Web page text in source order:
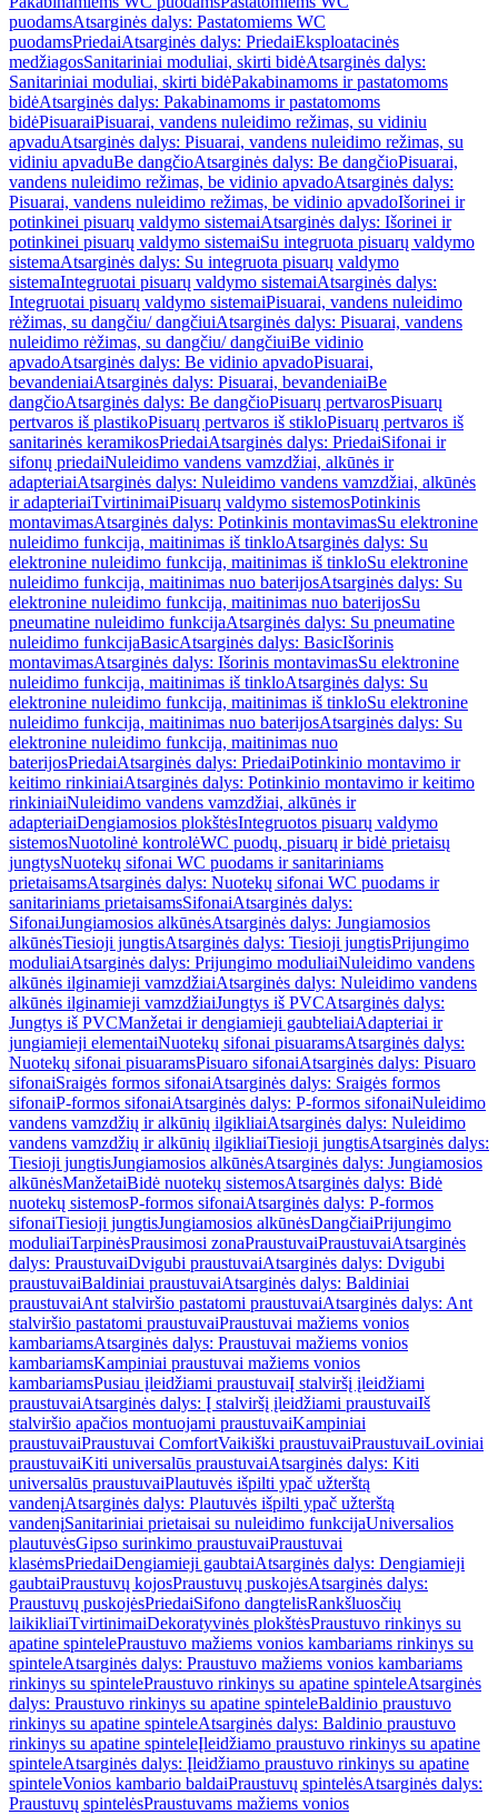
puodamsAtsarginės dalys: Pastatomiems WC
puodamsPriedaiAtsarginės dalys: PriedaiEksploatacinės
medžiagosSanitariniai moduliai, skirti bidėAtsarginės dalys:
Sanitariniai moduliai, skirti bidėPakabinamoms ir pastatomoms
bidėAtsarginės dalys: Pakabinamoms ir pastatomoms
bidėPisuaraiPisuarai, vandens nuleidimo režimas, su vidiniu
apvaduAtsarginės dalys: Pisuarai, vandens nuleidimo režimas, su
vidiniu apvaduBe dangčioAtsarginės dalys: Be dangčioPisuarai,
vandens nuleidimo režimas, be vidinio apvadoAtsarginės dalys:
Pisuarai, vandens nuleidimo režimas, be vidinio apvadoIšorinei ir
potinkinei pisuarų valdymo sistemaiAtsarginės dalys: Išorinei ir
potinkinei pisuarų valdymo sistemaiSu integruota pisuarų valdymo
sistemaAtsarginės dalys: Su integruota pisuarų valdymo
sistemaIntegruotai pisuarų valdymo sistemaiAtsarginės dalys:
Integruotai pisuarų valdymo sistemaiPisuarai, vandens nuleidimo
rėžimas, su dangčiu/ dangčiuiAtsarginės dalys: Pisuarai, vandens
nuleidimo rėžimas, su dangčiu/ dangčiuiBe vidinio
apvadoAtsarginės dalys: Be vidinio apvadoPisuarai,
bevandeniaiAtsarginės dalys: Pisuarai, bevandeniaiBe
dangčioAtsarginės dalys: Be dangčioPisuarų pertvarosPisuarų
pertvaros iš plastikoPisuarų pertvaros iš stikloPisuarų pertvaros iš
sanitarinės keramikosPriedaiAtsarginės dalys: PriedaiSifonai ir
sifonų priedaiNuleidimo vandens vamzdžiai, alkūnės ir
adapteriaiAtsarginės dalys: Nuleidimo vandens vamzdžiai, alkūnės
ir adapteriaiTvirtinimaiPisuarų valdymo sistemosPotinkinis
montavimasAtsarginės dalys: Potinkinis montavimasSu elektronine
nuleidimo funkcija, maitinimas iš tinkloAtsarginės dalys: Su
elektronine nuleidimo funkcija, maitinimas iš tinkloSu elektronine
nuleidimo funkcija, maitinimas nuo baterijosAtsarginės dalys: Su
elektronine nuleidimo funkcija, maitinimas nuo baterijosSu
pneumatine nuleidimo funkcijaAtsarginės dalys: Su pneumatine
nuleidimo funkcijaBasicAtsarginės dalys: BasicIšorinis
montavimasAtsarginės dalys: Išorinis montavimasSu elektronine
nuleidimo funkcija, maitinimas iš tinkloAtsarginės dalys: Su
elektronine nuleidimo funkcija, maitinimas iš tinkloSu elektronine
nuleidimo funkcija, maitinimas nuo baterijosAtsarginės dalys: Su
elektronine nuleidimo funkcija, maitinimas nuo
baterijosPriedaiAtsarginės dalys: PriedaiPotinkinio montavimo ir
keitimo rinkiniaiAtsarginės dalys: Potinkinio montavimo ir keitimo
rinkiniaiNuleidimo vandens vamzdžiai, alkūnės ir
adapteriaiDengiamosios plokštėsIntegruotos pisuarų valdymo
sistemosNuotolinė kontrolėWC puodų, pisuarų ir bidė prietaisų
jungtysNuotekų sifonai WC puodams ir sanitariniams
prietaisamsAtsarginės dalys: Nuotekų sifonai WC puodams ir
sanitariniams prietaisamsSifonaiAtsarginės dalys:
SifonaiJungiamosios alkūnėsAtsarginės dalys: Jungiamosios
alkūnėsTiesioji jungtisAtsarginės dalys: Tiesioji jungtisPrijungimo
moduliaiAtsarginės dalys: Prijungimo moduliaiNuleidimo vandens
alkūnės ilginamieji vamzdžiaiAtsarginės dalys: Nuleidimo vandens
alkūnės ilginamieji vamzdžiaiJungtys iš PVCAtsarginės dalys:
Jungtys iš PVCManžetai ir dengiamieji gaubteliaiAdapteriai ir
jungiamieji elementaiNuotekų sifonai pisuaramsAtsarginės dalys:
Nuotekų sifonai pisuaramsPisuaro sifonaiAtsarginės dalys: Pisuaro
sifonaiSraigės formos sifonaiAtsarginės dalys: Sraigės formos
sifonaiP-formos sifonaiAtsarginės dalys: P-formos sifonaiNuleidimo
vandens vamzdžių ir alkūnių ilgikliaiAtsarginės dalys: Nuleidimo
vandens vamzdžių ir alkūnių ilgikliaiTiesioji jungtisAtsarginės dalys:
Tiesioji jungtisJungiamosios alkūnėsAtsarginės dalys: Jungiamosios
alkūnėsManžetaiBidė nuotekų sistemosAtsarginės dalys: Bidė
nuotekų sistemosP-formos sifonaiAtsarginės dalys: P-formos
sifonaiTiesioji jungtisJungiamosios alkūnėsDangčiaiPrijungimo
moduliaiTarpinėsPrausimosi zonaPraustuvaiPraustuvaiAtsarginės
dalys: PraustuvaiDvigubi praustuvaiAtsarginės dalys: Dvigubi
praustuvaiBaldiniai praustuvaiAtsarginės dalys: Baldiniai
praustuvaiAnt stalviršio pastatomi praustuvaiAtsarginės dalys: Ant
stalviršio pastatomi praustuvaiPraustuvai mažiems vonios
kambariamsAtsarginės dalys: Praustuvai mažiems vonios
kambariamsKampiniai praustuvai mažiems vonios
kambariamsPusiau įleidžiami praustuvaiĮ stalviršį įleidžiami
praustuvaiAtsarginės dalys: Į stalviršį įleidžiami praustuvaiIš
stalviršio apačios montuojami praustuvaiKampiniai
praustuvaiPraustuvai ComfortVaikiški praustuvaiPraustuvaiLoviniai
praustuvaiKiti universalūs praustuvaiAtsarginės dalys: Kiti
universalūs praustuvaiPlautuvės išpilti ypač užterštą
vandenįAtsarginės dalys: Plautuvės išpilti ypač užterštą
vandenįSanitariniai prietaisai su nuleidimo funkcijaUniversalios
plautuvėsGipso surinkimo praustuvaiPraustuvai
klasėmsPriedaiDengiamieji gaubtaiAtsarginės dalys: Dengiamieji
gaubtaiPraustuvų kojosPraustuvų puskojėsAtsarginės dalys:
Praustuvų puskojėsPriedaiSifono dangtelisRankšluosčių
laikikliaiTvirtinimaiDekoratyvinės plokštėsPraustuvo rinkinys su
apatine spintelePraustuvo mažiems vonios kambariams rinkinys su
spinteleAtsarginės dalys: Praustuvo mažiems vonios kambariams
rinkinys su spintelePraustuvo rinkinys su apatine spinteleAtsarginės
dalys: Praustuvo rinkinys su apatine spinteleBaldinio praustuvo
rinkinys su apatine spinteleAtsarginės dalys: Baldinio praustuvo
rinkinys su apatine spinteleĮleidžiamo praustuvo rinkinys su apatine
spinteleAtsarginės dalys: Įleidžiamo praustuvo rinkinys su apatine
spinteleVonios kambario baldaiPraustuvų spintelėsAtsarginės dalys:
Praustuvų spintelėsPraustuvams mažiems vonios